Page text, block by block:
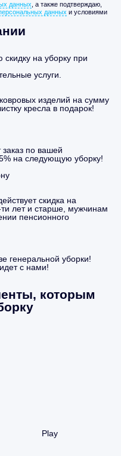
данных , а также подтверждаю,
данных и условиями
скидку на уборку при
услуги.
изделий на сумму
кресла в подарок!
заказ по вашей
на следующую уборку!
скидка на
лет и старше, мужчинам
пенсионного
генеральной уборки!
с нами!
которым
Play